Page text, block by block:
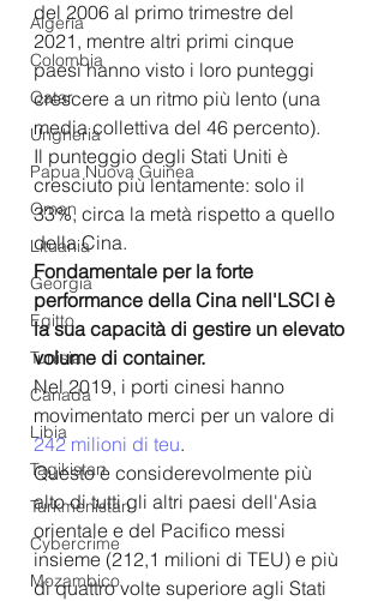
Algeria
Colombia
Qatar
Ungheria
Papua Nuova Guinea
Oman
Lituania
Georgia
Egitto
Tunisia
Canada
Libia
Tagikistan
Turkmenistan
Cybercrime
Mozambico
del 2006 al primo trimestre del
2021, mentre altri primi cinque
paesi hanno visto i loro punteggi
crescere a un ritmo più lento (una
media collettiva del 46 percento).
Il punteggio degli Stati Uniti è
cresciuto più lentamente: solo il
33%, circa la metà rispetto a quello
della Cina.
Fondamentale per la forte
performance della Cina nell'LSCI è
la sua capacità di gestire un elevato
volume di container.
Nel 2019, i porti cinesi hanno
movimentato merci per un valore di
242 milioni di teu.
Questo è considerevolmente più
alto di tutti gli altri paesi dell'Asia
orientale e del Pacifico messi
insieme (212,1 milioni di TEU) e più
di quattro volte superiore agli Stati